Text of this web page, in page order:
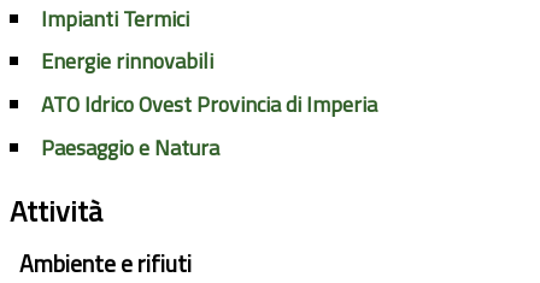
Impianti Termici
Energie rinnovabili
ATO Idrico Ovest Provincia di Imperia
Paesaggio e Natura
Attività
Ambiente e rifiuti